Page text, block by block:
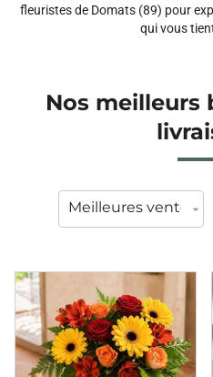
fleuristes de Domats (89) pour
qui vous
Nos meilleurs